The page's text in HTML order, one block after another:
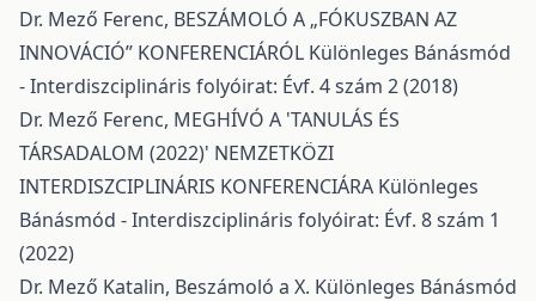
Dr. Mező Ferenc, BESZÁMOLÓ A „FÓKUSZBAN AZ
INNOVÁCIÓ” KONFERENCIÁRÓL Különleges Bánásmód
- Interdiszciplináris folyóirat: Évf. 4 szám 2 (2018)
Dr. Mező Ferenc, MEGHÍVÓ A 'TANULÁS ÉS
TÁRSADALOM (2022)' NEMZETKÖZI
INTERDISZCIPLINÁRIS KONFERENCIÁRA Különleges
Bánásmód - Interdiszciplináris folyóirat: Évf. 8 szám 1
(2022)
Dr. Mező Katalin, Beszámoló a X. Különleges Bánásmód